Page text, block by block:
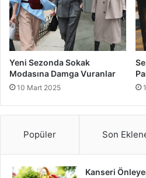
Yeni Sezonda Sokak
Modasına Damga Vuranlar
10 Mart 2025
Popüler Son
Kanseri